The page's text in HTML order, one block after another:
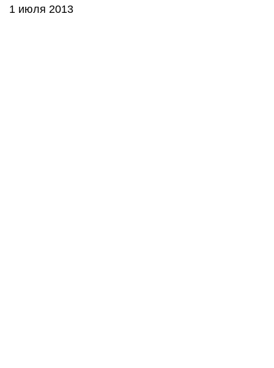
1 июля 2013